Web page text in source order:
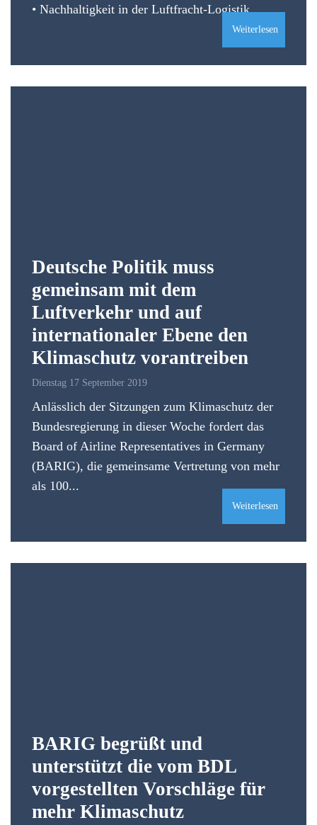
• Nachhaltigkeit in der Luftfracht-Logistik
Weiterlesen
Deutsche Politik muss
gemeinsam mit dem
Luftverkehr und auf
internationaler Ebene den
Klimaschutz vorantreiben
Dienstag 17 September 2019
Anlässlich der Sitzungen zum Klimaschutz der
Bundesregierung in dieser Woche fordert das
Board of Airline Representatives in Germany
(BARIG), die gemeinsame Vertretung von mehr
als 100...
Weiterlesen
BARIG begrüßt und
unterstützt die vom BDL
vorgestellten Vorschläge für
mehr Klimaschutz